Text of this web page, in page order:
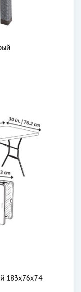
183х76х74